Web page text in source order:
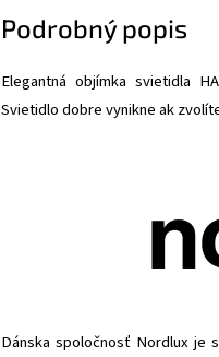
Podrobný popis
Elegantná objímka svietidla
Svietidlo dobre vynikne ak
Dánska spoločnosť Nordlux je